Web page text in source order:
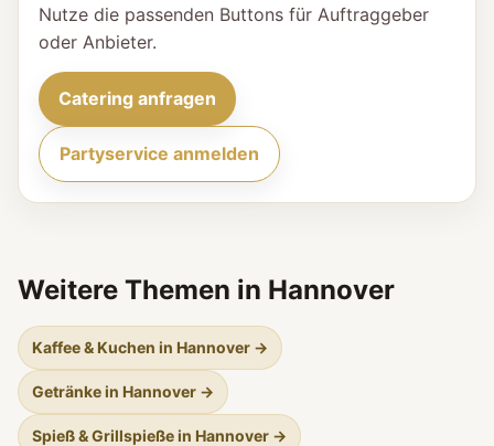
Nutze die passenden Buttons für Auftraggeber
oder Anbieter.
Catering anfragen
Partyservice anmelden
Weitere Themen in Hannover
Kaffee & Kuchen in Hannover →
Getränke in Hannover →
Spieß & Grillspieße in Hannover →